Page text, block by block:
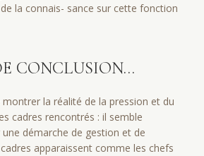
la connais- sance sur cette fonction
CONCLUSION…
la réalité de la pression et du
cadres rencontrés : il semble
démarche de gestion et de
apparaissent comme les chefs